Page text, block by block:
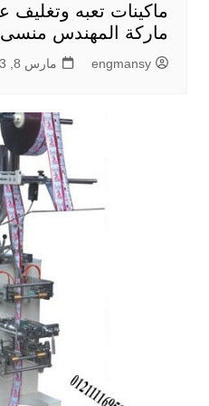
ماركة المهندس منسى
engmansy مارس 8, 2023